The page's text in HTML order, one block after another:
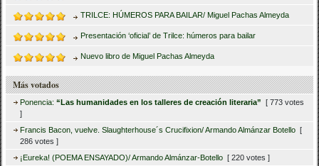
TRILCE: HÚMEROS PARA BAILAR/ Miguel Pachas Almeyda
Presentación ‘oficial’ de Trilce: húmeros para bailar
Nuevo libro de Miguel Pachas Almeyda
Más votados
Ponencia:“Las humanidades en los talleres de creación literaria”
[ 773 votes
]
Francis Bacon, vuelve. Slaughterhouse´s Crucifixion/ Armando Almánzar Botello [
286 votes ]
¡Eureka! (POEMA ENSAYADO)/ Armando Almánzar-Botello [ 220 votes ]